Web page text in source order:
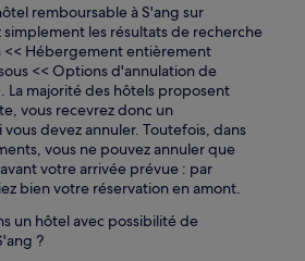
remboursable à S'ang sur
les résultats de recherche
<< Hébergement entièrement
<< Options d'annulation de
La majorité des hôtels proposent
vous recevrez donc un
devez annuler. Toutefois, dans
vous ne pouvez annuler que
votre arrivée prévue : par
bien votre réservation en amont.
un hôtel avec possibilité de
?